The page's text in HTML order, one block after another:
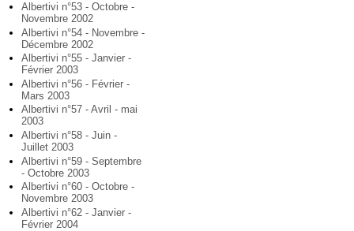
Albertivi n°53 - Octobre -
Novembre 2002
Albertivi n°54 - Novembre -
Décembre 2002
Albertivi n°55 - Janvier -
Février 2003
Albertivi n°56 - Février -
Mars 2003
Albertivi n°57 - Avril - mai
2003
Albertivi n°58 - Juin -
Juillet 2003
Albertivi n°59 - Septembre
- Octobre 2003
Albertivi n°60 - Octobre -
Novembre 2003
Albertivi n°62 - Janvier -
Février 2004